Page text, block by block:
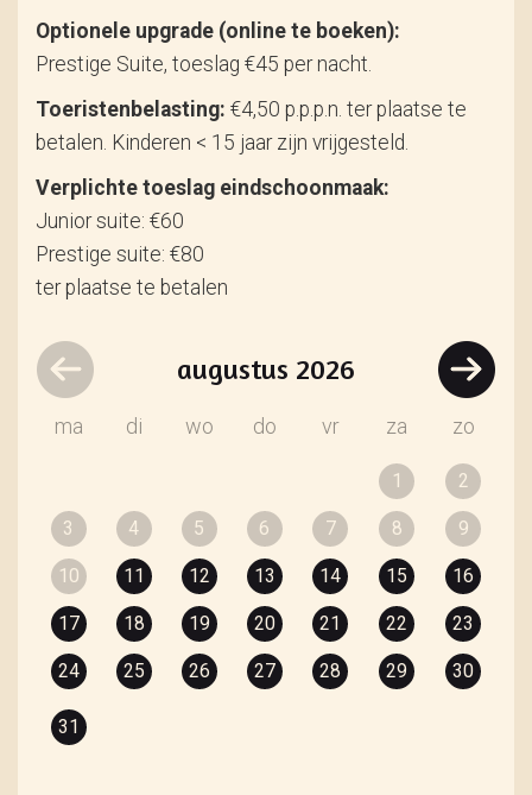
Optionele upgrade (online te boeken):
Prestige Suite, toeslag €45 per nacht.
Toeristenbelasting: €4,50 p.p.p.n. ter plaatse te
betalen. Kinderen < 15 jaar zijn vrijgesteld.
Verplichte toeslag eindschoonmaak:
Junior suite: €60
Prestige suite: €80
ter plaatse te betalen
augustus 2026
ma di wo do vr za zo
1 2
3 4 5 6 7 8 9
10 11 12 13 14 15 16
17 18 19 20 21 22 23
24 25 26 27 28 29 30
31